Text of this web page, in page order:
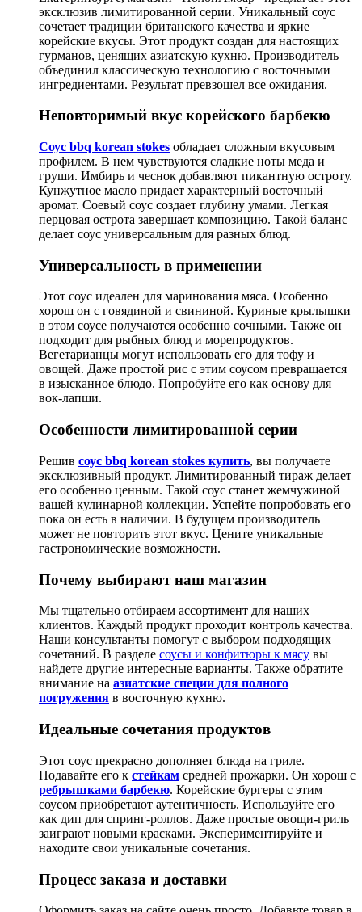
эксклюзив лимитированной серии. Уникальный соус
сочетает традиции британского качества и яркие
корейские вкусы. Этот продукт создан для настоящих
гурманов, ценящих азиатскую кухню. Производитель
объединил классическую технологию с восточными
ингредиентами. Результат превзошел все ожидания.
Неповторимый вкус корейского барбекю
Соус bbq korean stokes обладает сложным вкусовым
профилем. В нем чувствуются сладкие ноты меда и
груши. Имбирь и чеснок добавляют пикантную остроту.
Кунжутное масло придает характерный восточный
аромат. Соевый соус создает глубину умами. Легкая
перцовая острота завершает композицию. Такой баланс
делает соус универсальным для разных блюд.
Универсальность в применении
Этот соус идеален для маринования мяса. Особенно
хорош он с говядиной и свининой. Куриные крылышки
в этом соусе получаются особенно сочными. Также он
подходит для рыбных блюд и морепродуктов.
Вегетарианцы могут использовать его для тофу и
овощей. Даже простой рис с этим соусом превращается
в изысканное блюдо. Попробуйте его как основу для
вок-лапши.
Особенности лимитированной серии
Решив соус bbq korean stokes купить, вы получаете
эксклюзивный продукт. Лимитированный тираж делает
его особенно ценным. Такой соус станет жемчужиной
вашей кулинарной коллекции. Успейте попробовать его
пока он есть в наличии. В будущем производитель
может не повторить этот вкус. Цените уникальные
гастрономические возможности.
Почему выбирают наш магазин
Мы тщательно отбираем ассортимент для наших
клиентов. Каждый продукт проходит контроль качества.
Наши консультанты помогут с выбором подходящих
сочетаний. В разделе соусы и конфитюры к мясу вы
найдете другие интересные варианты. Также обратите
внимание на азиатские специи для полного
погружения в восточную кухню.
Идеальные сочетания продуктов
Этот соус прекрасно дополняет блюда на гриле.
Подавайте его к стейкам средней прожарки. Он хорош с
ребрышками барбекю. Корейские бургеры с этим
соусом приобретают аутентичность. Используйте его
как дип для спринг-роллов. Даже простые овощи-гриль
заиграют новыми красками. Экспериментируйте и
находите свои уникальные сочетания.
Процесс заказа и доставки